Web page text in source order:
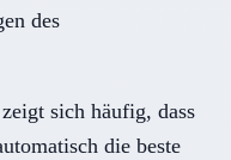
des
sich häufig, dass
die beste